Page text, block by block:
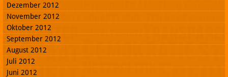
Dezember 2012
November 2012
Oktober 2012
September 2012
August 2012
Juli 2012
Juni 2012